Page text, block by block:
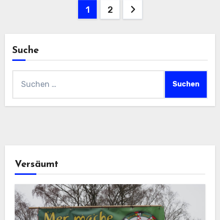
Seitennummerierung
Beiträge
1 2
Suche
nach:
Versäumt